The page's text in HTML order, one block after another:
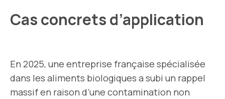
Cas concrets d’application
En 2025, une entreprise française spécialisée
dans les aliments biologiques a subi un rappel
massif en raison d’une contamination non